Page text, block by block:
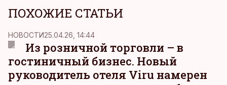
ПОХОЖИЕ СТАТЬИ
НОВОСТИ25.04.26, 14:44
Из розничной торговли – в
гостиничный бизнес. Новый
руководитель отеля Viru намерен